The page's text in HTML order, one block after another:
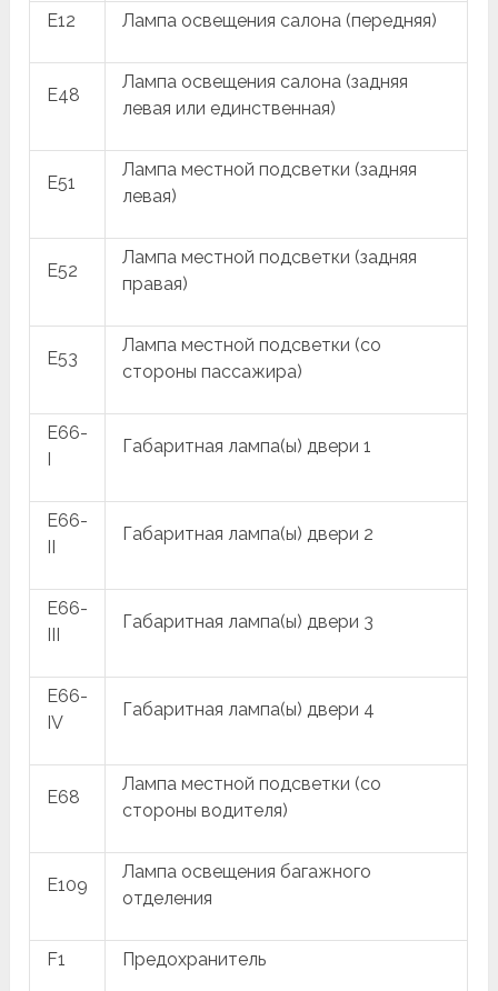
E12 Лампа освещения салона (передняя)
E48
Лампа освещения салона (задняя
левая или единственная)
E51
Лампа местной подсветки (задняя
левая)
E52
Лампа местной подсветки (задняя
правая)
E53
Лампа местной подсветки (со
стороны пассажира)
E66-
I
Габаритная лампа(ы) двери 1
E66-
II
Габаритная лампа(ы) двери 2
E66-
III
Габаритная лампа(ы) двери 3
E66-
IV
Габаритная лампа(ы) двери 4
E68
Лампа местной подсветки (со
стороны водителя)
E109
Лампа освещения багажного
отделения
F1 Предохранитель